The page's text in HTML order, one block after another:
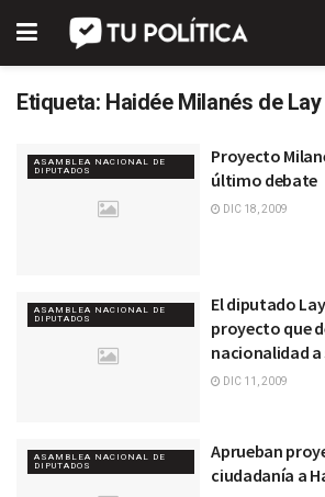
Etiqueta: Haidée Milanés de Lay
ASAMBLEA NACIONAL DE
DIPUTADOS
Proyecto
último debate
DIC 18, 2009
ASAMBLEA NACIONAL DE
DIPUTADOS
El diputado
proyecto que
nacionalidad a
DIC 11, 2009
ASAMBLEA NACIONAL DE
DIPUTADOS
Aprueban
ciudadanía a